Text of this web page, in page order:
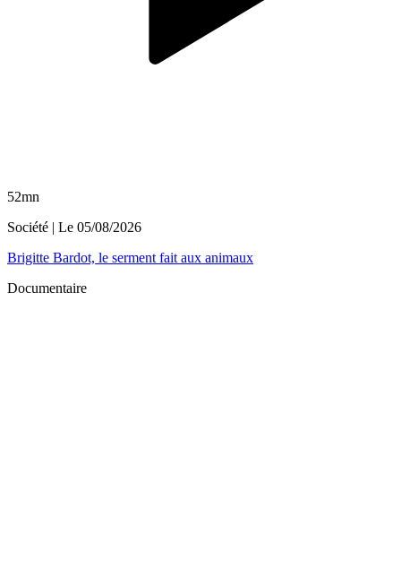
52mn
Société | Le 05/08/2026
Brigitte Bardot, le serment fait aux animaux
Documentaire